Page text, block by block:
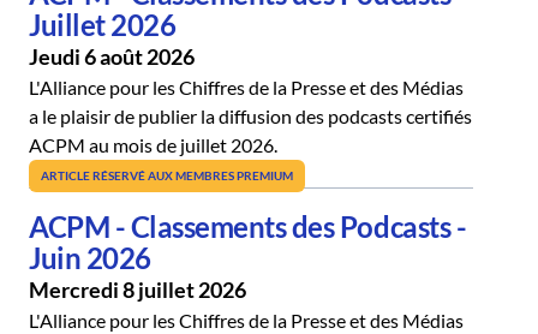
Jeudi 6 août 2026
Juillet 2026
L'Alliance pour les Chiffres de la Presse et des Médias
a le plaisir de publier la diffusion des podcasts certifiés
ACPM au mois de juillet 2026.
ARTICLE RÉSERVÉ AUX MEMBRES PREMIUM
Mercredi 8 juillet 2026
ACPM - Classements des Podcasts -
Juin 2026
L'Alliance pour les Chiffres de la Presse et des Médias